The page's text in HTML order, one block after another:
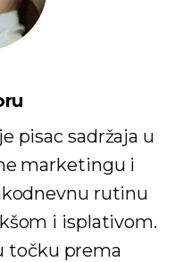
pisac sadržaja u
marketingu i
rutinu
i isplativom.
točku prema